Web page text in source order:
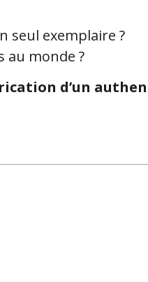
seul exemplaire ?
au monde ?
d’un